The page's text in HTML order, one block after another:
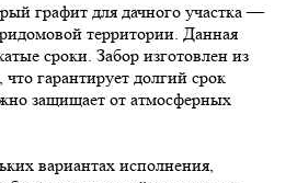
графит для дачного участка —
территории. Данная
сроки. Забор изготовлен из
гарантирует долгий срок
защищает от атмосферных
вариантах исполнения,